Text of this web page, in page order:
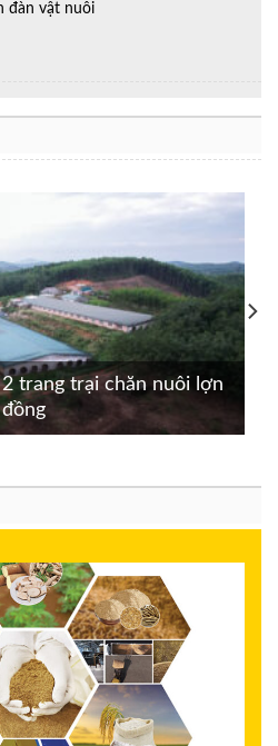
đàn vật nuôi
2 trang trại chăn nuôi lợn